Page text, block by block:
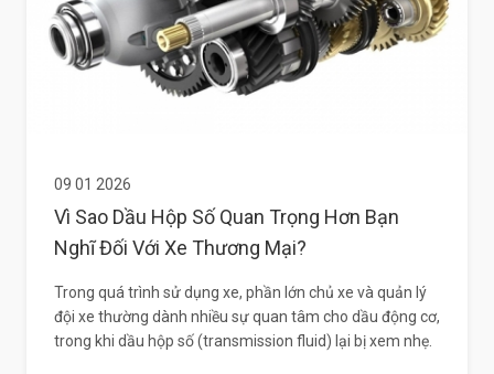
09 01 2026
Vì Sao Dầu Hộp Số Quan Trọng Hơn Bạn
Nghĩ Đối Với Xe Thương Mại?
Trong quá trình sử dụng xe, phần lớn chủ xe và quản lý
đội xe thường dành nhiều sự quan tâm cho dầu động cơ,
trong khi dầu hộp số (transmission fluid) lại bị xem nhẹ.